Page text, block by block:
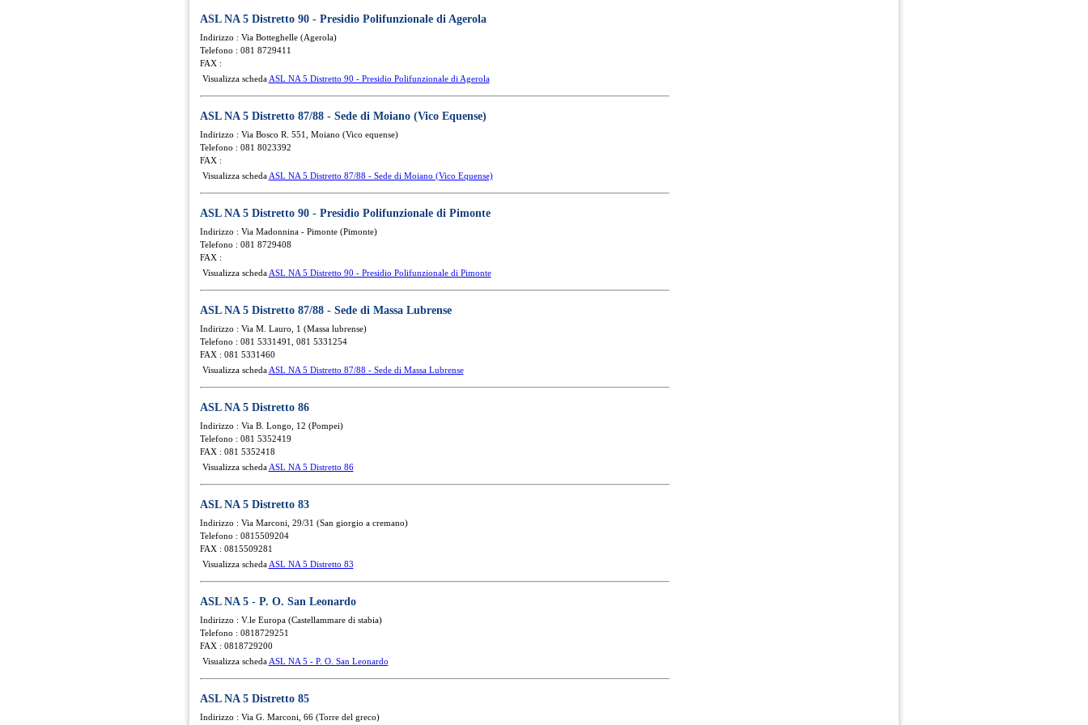
ASL NA 5 Distretto 90 - Presidio Polifunzionale di Agerola
Indirizzo : Via Botteghelle (Agerola)
Telefono : 081 8729411
FAX :
Visualizza scheda ASL NA 5 Distretto 90 - Presidio Polifunzionale di Agerola
ASL NA 5 Distretto 87/88 - Sede di Moiano (Vico Equense)
Indirizzo : Via Bosco R. 551, Moiano (Vico equense)
Telefono : 081 8023392
FAX :
Visualizza scheda ASL NA 5 Distretto 87/88 - Sede di Moiano (Vico Equense)
ASL NA 5 Distretto 90 - Presidio Polifunzionale di Pimonte
Indirizzo : Via Madonnina - Pimonte (Pimonte)
Telefono : 081 8729408
FAX :
Visualizza scheda ASL NA 5 Distretto 90 - Presidio Polifunzionale di Pimonte
ASL NA 5 Distretto 87/88 - Sede di Massa Lubrense
Indirizzo : Via M. Lauro, 1 (Massa lubrense)
Telefono : 081 5331491, 081 5331254
FAX : 081 5331460
Visualizza scheda ASL NA 5 Distretto 87/88 - Sede di Massa Lubrense
ASL NA 5 Distretto 86
Indirizzo : Via B. Longo, 12 (Pompei)
Telefono : 081 5352419
FAX : 081 5352418
Visualizza scheda ASL NA 5 Distretto 86
ASL NA 5 Distretto 83
Indirizzo : Via Marconi, 29/31 (San giorgio a cremano)
Telefono : 0815509204
FAX : 0815509281
Visualizza scheda ASL NA 5 Distretto 83
ASL NA 5 - P. O. San Leonardo
Indirizzo : V.le Europa (Castellammare di stabia)
Telefono : 0818729251
FAX : 0818729200
Visualizza scheda ASL NA 5 - P. O. San Leonardo
ASL NA 5 Distretto 85
Indirizzo : Via G. Marconi, 66 (Torre del greco)